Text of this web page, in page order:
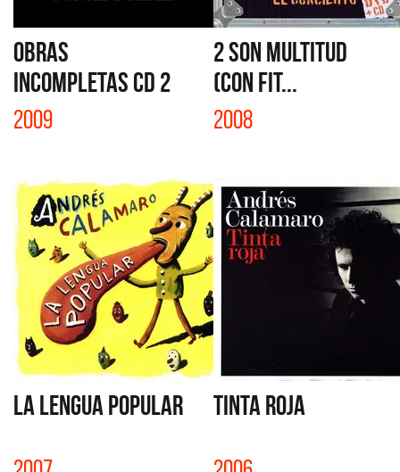
OBRAS
INCOMPLETAS CD 2
2009
2 SON MULTITUD
(CON FIT...
2008
LA LENGUA POPULAR TINTA ROJA